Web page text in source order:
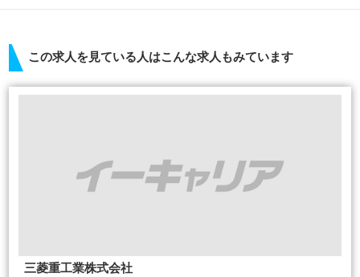
この求人を見ている人はこんな求人もみています
三菱重工業株式会社